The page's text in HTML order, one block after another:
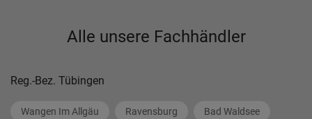
Alle unsere Fachhändler
Reg.-Bez. Tübingen
Wangen Im Allgäu Ravensburg Bad Waldsee